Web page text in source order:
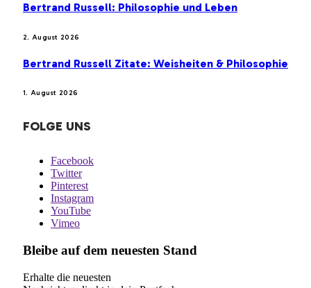
Bertrand Russell: Philosophie und Leben
2. August 2026
Bertrand Russell Zitate: Weisheiten & Philosophie
1. August 2026
FOLGE UNS
Facebook
Twitter
Pinterest
Instagram
YouTube
Vimeo
Bleibe auf dem neuesten Stand
Erhalte die neuesten